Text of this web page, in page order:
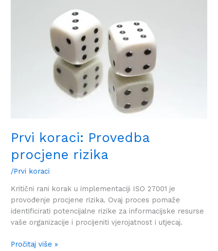
Prvi koraci: Provedba
procjene rizika
/Prvi koraci
Kritični rani korak u implementaciji ISO 27001 je
provođenje procjene rizika. Ovaj proces pomaže
identificirati potencijalne rizike za informacijske resurse
vaše organizacije i procijeniti vjerojatnost i utjecaj.
Pročitaj više »